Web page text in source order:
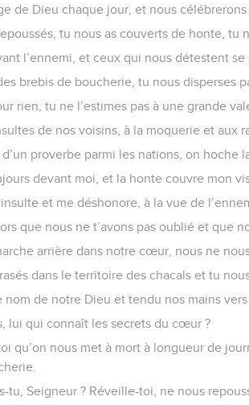
de Dieu chaque jour, et nous
tu nous as couverts de honte, tu
l’ennemi, et ceux qui nous détestent
brebis de boucherie, tu nous disperses
rien, tu ne l’estimes pas à une grande
de nos voisins, à la moquerie et aux
proverbe parmi les nations, on hoche
devant moi, et la honte couvre mon
et me déshonore, à la vue de
que nous ne t’avons pas oublié et que
arrière dans notre cœur, nous ne
dans le territoire des chacals et tu
nom de notre Dieu et tendu nos mains
lui qui connaît les secrets du cœur ?
qu’on nous met à mort à longueur de
tu, Seigneur ? Réveille-toi, ne nous